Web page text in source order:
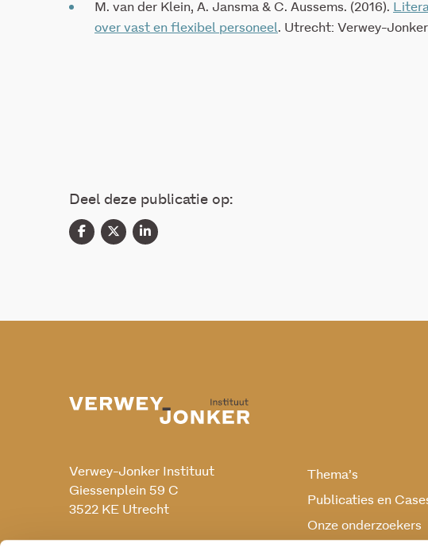
M. van der Klein, A. Jansma & C. Aussems. (2016).
over vast en flexibel personeel . Utrecht: Verwey-
Deel deze publicatie op:
Verwey-Jonker Instituut
Giessenplein 59 C
3522 KE Utrecht
Thema’s
Publicaties en
Onze onderzoekers